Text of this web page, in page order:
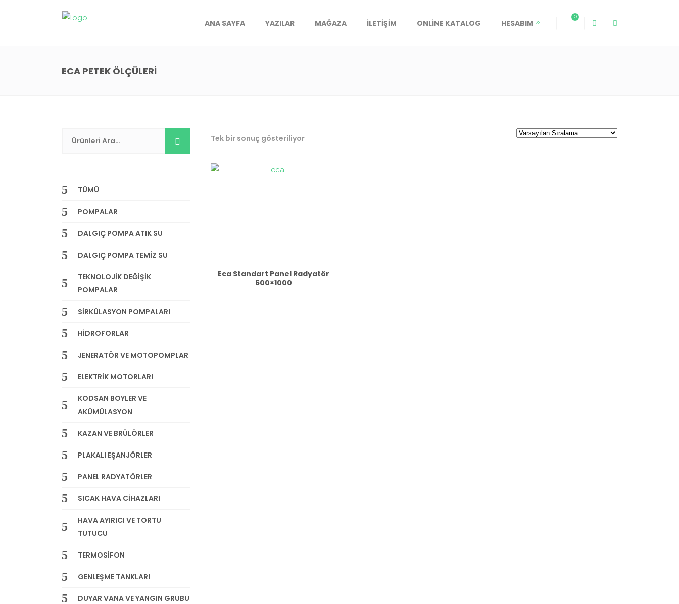
ANA SAYFA YAZILAR MAĞAZA İLETIŞIM ONLINE KATALOG HESABIM
0
ECA PETEK ÖLÇÜLERI
TÜMÜ
POMPALAR
DALGIÇ POMPA ATIK SU
DALGIÇ POMPA TEMİZ SU
TEKNOLOJİK DEĞİŞİK
POMPALAR
SİRKÜLASYON POMPALARI
HİDROFORLAR
JENERATÖR VE MOTOPOMPLAR
ELEKTRİK MOTORLARI
KODSAN BOYLER VE
AKÜMÜLASYON
KAZAN VE BRÜLÖRLER
PLAKALI EŞANJÖRLER
PANEL RADYATÖRLER
SICAK HAVA CİHAZLARI
HAVA AYIRICI VE TORTU
TUTUCU
TERMOSİFON
GENLEŞME TANKLARI
DUYAR VANA VE YANGIN GRUBU
Tek bir sonuç gösteriliyor
Eca Standart Panel Radyatör
600×1000